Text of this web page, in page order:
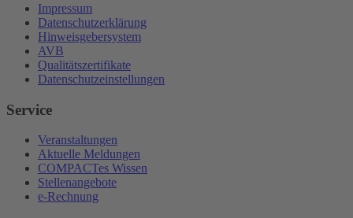
Impressum
Datenschutzerklärung
Hinweisgebersystem
AVB
Qualitätszertifikate
Datenschutzeinstellungen
Service
Veranstaltungen
Aktuelle Meldungen
COMPACTes Wissen
Stellenangebote
e-Rechnung